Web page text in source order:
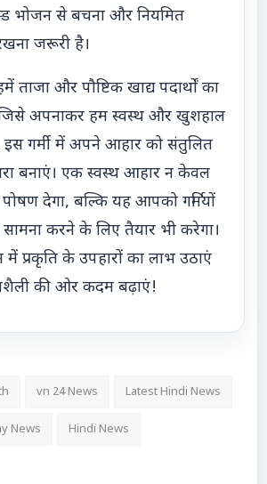
भोजन से बचना और नियमित
जरूरी है।
ताजा और पौष्टिक खाद्य पदार्थों का
अपनाकर हम स्वस्थ और खुशहाल
गर्मी में अपने आहार को संतुलित
बनाएं। एक स्वस्थ आहार न केवल
देगा, बल्कि यह आपको गर्मियों
सामना करने के लिए तैयार भी करेगा।
प्रकृति के उपहारों का लाभ उठाएं
की ओर कदम बढ़ाएं!
vn 24 News Latest Hindi News
News Hindi News